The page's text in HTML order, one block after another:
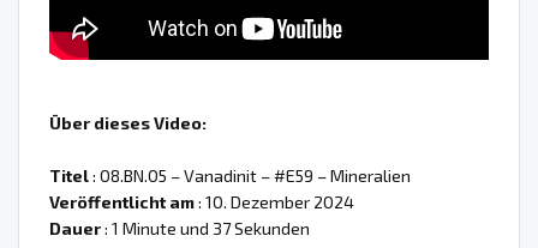
Über dieses Video:
Titel: 08.BN.05 – Vanadinit – #E59 – Mineralien
Veröffentlicht am: 10. Dezember 2024
Dauer: 1 Minute und 37 Sekunden